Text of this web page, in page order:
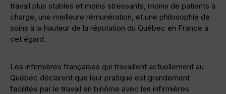
travail plus stables et moins stressants, moins de patients à
charge, une meilleure rémunération, et une philosophie de
soins à la hauteur de la réputation du Québec en France à
cet égard.
Les infirmières françaises qui travaillent actuellement au
Québec déclarent que leur pratique est grandement
facilitée par le travail en binôme avec les infirmières